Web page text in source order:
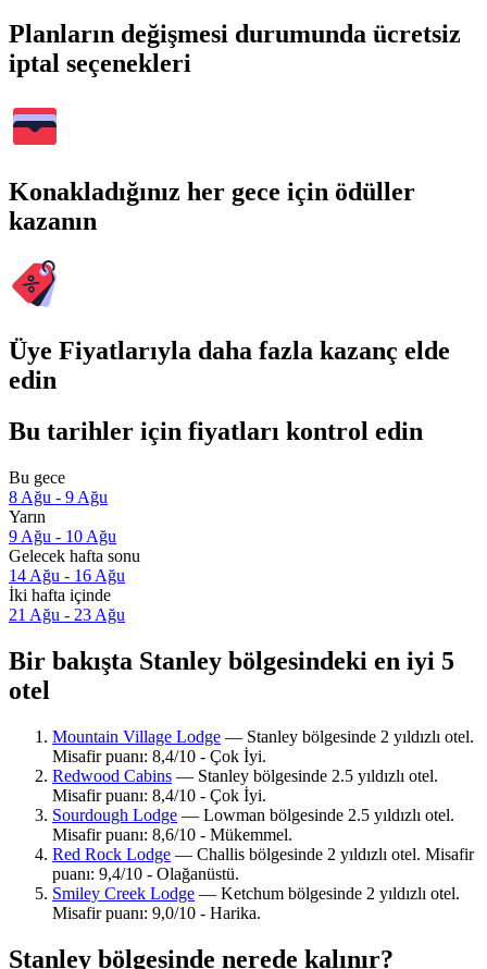
Planların değişmesi durumunda ücretsiz
iptal seçenekleri
Konakladığınız her gece için ödüller
kazanın
Üye Fiyatlarıyla daha fazla kazanç elde
edin
Bu tarihler için fiyatları kontrol edin
Bu gece
8 Ağu - 9 Ağu
Yarın
9 Ağu - 10 Ağu
Gelecek hafta sonu
14 Ağu - 16 Ağu
İki hafta içinde
21 Ağu - 23 Ağu
Bir bakışta Stanley bölgesindeki en iyi 5
otel
Mountain Village Lodge — Stanley bölgesinde 2 yıldızlı otel.
Misafir puanı: 8,4/10 - Çok İyi.
Redwood Cabins — Stanley bölgesinde 2.5 yıldızlı otel.
Misafir puanı: 8,4/10 - Çok İyi.
Sourdough Lodge — Lowman bölgesinde 2.5 yıldızlı otel.
Misafir puanı: 8,6/10 - Mükemmel.
Red Rock Lodge — Challis bölgesinde 2 yıldızlı otel. Misafir
puanı: 9,4/10 - Olağanüstü.
Smiley Creek Lodge — Ketchum bölgesinde 2 yıldızlı otel.
Misafir puanı: 9,0/10 - Harika.
Stanley bölgesinde nerede kalınır?